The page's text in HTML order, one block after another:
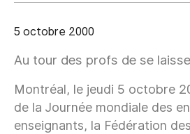
5 octobre 2000
Au tour des profs de se
Montréal, le jeudi 5 octobre
de la Journée mondiale des
enseignants, la Fédération